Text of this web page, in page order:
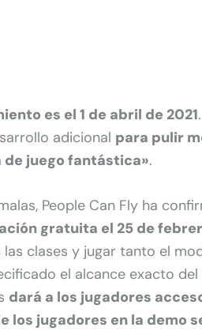
es el 1 de abril de 2021
adicional para pulir
juego fantástica».
People Can Fly ha
gratuita el 25 de
clases y jugar tanto el
el alcance exacto
dará a los jugadores
los jugadores en la demo